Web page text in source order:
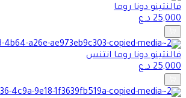
فالنتينو دونا روما
25,000د.ع
فالنتينو دونا روما انتنس
25,000د.ع